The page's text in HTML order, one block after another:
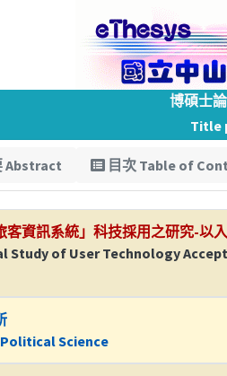
博碩士
Title
Abstract 目次 Table of
客資訊系統」科技採用之研究-以
Study of User Technology
Science